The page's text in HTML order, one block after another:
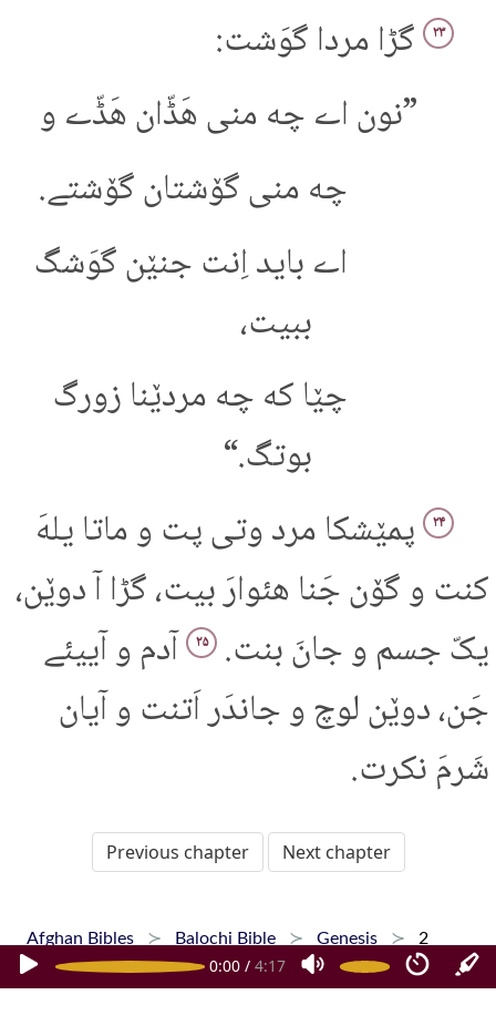
0:00 / 4:17
۲۳ گڑا مردا گوَشت:
”نون اے چه منی هَڈّان هَڈّے و
چه منی گۆشتان گۆشتے.
اے باید اِنت جنێن گوَشگ
ببیت،
چێا که چه مردێنا زورگ
بوتگ.“
۲۴ پمێشکا مرد وتی پت و ماتا یلهَ
کنت و گۆن جَنا هئوارَ بیت، گڑا آ دوێن،
یکّ جسم و جانَ بنت.
۲۵ آدم و آییئے
جَن، دوێن لوچ و جاندَر اَتنت و آیان
شَرمَ نکرت.
Previous chapter Next chapter
Afghan Bibles Balochi Bible Genesis 2